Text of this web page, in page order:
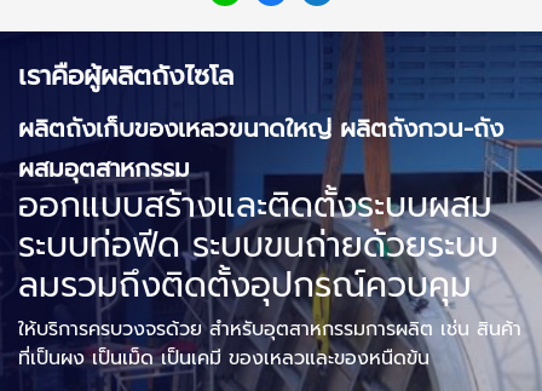
เราคือผู้ผลิตถังไซโล
ผลิตถังเก็บของเหลวขนาดใหญ่ ผลิตถังกวน-ถัง
ผสมอุตสาหกรรม
ออกแบบสร้างและติดตั้งระบบผสม
ระบบท่อฟีด ระบบขนถ่ายด้วยระบบ
ลมรวมถึงติดตั้งอุปกรณ์ควบคุม
ให้บริการครบวงจรด้วย สำหรับอุตสาหกรรมการผลิต เช่น สินค้า
ที่เป็นผง เป็นเม็ด เป็นเคมี ของเหลวและของหนืดข้น